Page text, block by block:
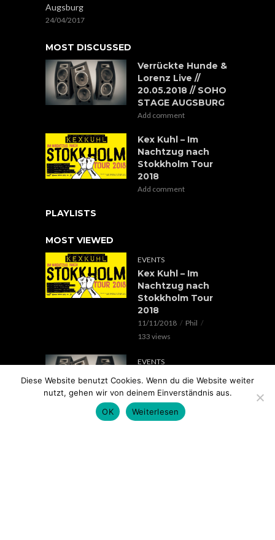
Augsburg
24/04/2017
MOST DISCUSSED
Verrückte Hunde &
Lorenz Live //
20.05.2018 // SOHO
STAGE AUGSBURG
Add comment
Kex Kuhl – Im
Nachtzug nach
Stokkholm Tour
2018
Add comment
PLAYLISTS
MOST VIEWED
EVENTS
Kex Kuhl – Im
Nachtzug nach
Stokkholm Tour
2018
11/11/2018
Phil
133 views
EVENTS
Verrückte Hunde &
Lorenz Live //
20.05.2018 // SOHO
STAGE AUGSBURG
Diese Website benutzt Cookies. Wenn du die Website weiter
nutzt, gehen wir von deinem Einverständnis aus.
OK
Weiterlesen